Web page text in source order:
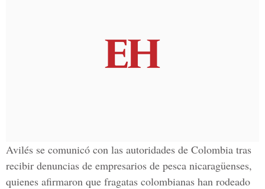
Avilés se comunicó con las autoridades de Colombia tras
recibir denuncias de empresarios de pesca nicaragüenses,
quienes afirmaron que fragatas colombianas han rodeado